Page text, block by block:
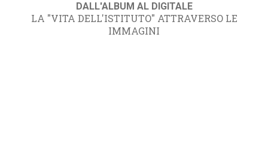
DALL'ALBUM AL DIGITALE
LA "VITA DELL'ISTITUTO" ATTRAVERSO LE
IMMAGINI